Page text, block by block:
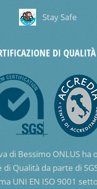
Stay Safe
DI QUALITÀ
di Bessimo ONLUS ha
Qualità da parte di
UNI EN ISO 9001